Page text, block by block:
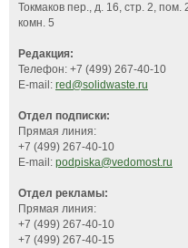
Токмаков пер., д. 16, стр. 2, пом.
комн. 5
Редакция:
Телефон: +7 (499) 267-40-10
E-mail: red@solidwaste.ru
Отдел подписки:
Прямая линия:
+7 (499) 267-40-10
E-mail: podpiska@vedomost.ru
Отдел рекламы:
Прямая линия:
+7 (499) 267-40-10
+7 (499) 267-40-15